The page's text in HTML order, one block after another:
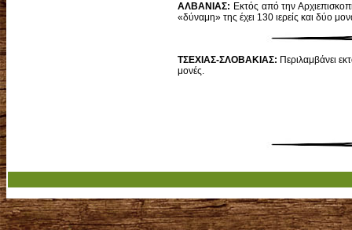
ΑΛΒΑΝΙΑΣ: Εκτός από την
«δύναμη» της έχει 130 ιερείς και δύο
ΤΣΕΧΙΑΣ-ΣΛΟΒΑΚΙΑΣ: Περιλαμβάνει
μονές.